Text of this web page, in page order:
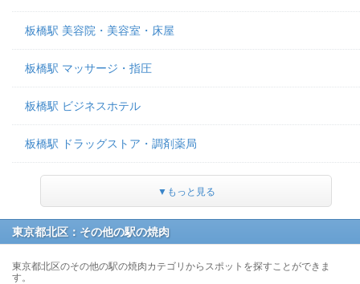
板橋駅 美容院・美容室・床屋
板橋駅 マッサージ・指圧
板橋駅 ビジネスホテル
板橋駅 ドラッグストア・調剤薬局
▼もっと見る
東京都北区：その他の駅の焼肉
東京都北区のその他の駅の焼肉カテゴリからスポットを探すことができま
す。